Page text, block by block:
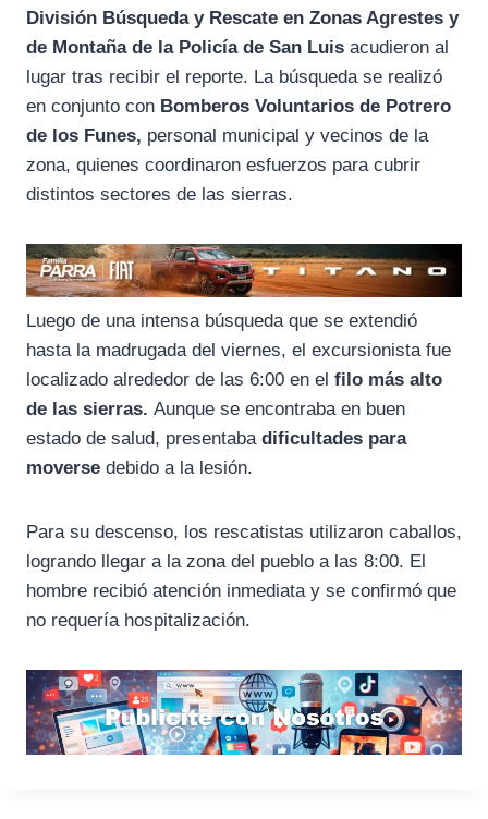
División Búsqueda y Rescate en Zonas Agrestes y
de Montaña de la Policía de San Luis acudieron al
lugar tras recibir el reporte. La búsqueda se realizó
en conjunto con Bomberos Voluntarios de Potrero
de los Funes, personal municipal y vecinos de la
zona, quienes coordinaron esfuerzos para cubrir
distintos sectores de las sierras.
Luego de una intensa búsqueda que se extendió
hasta la madrugada del viernes, el excursionista fue
localizado alrededor de las 6:00 en el filo más alto
de las sierras. Aunque se encontraba en buen
estado de salud, presentaba dificultades para
moverse debido a la lesión.
Para su descenso, los rescatistas utilizaron caballos,
logrando llegar a la zona del pueblo a las 8:00. El
hombre recibió atención inmediata y se confirmó que
no requería hospitalización.